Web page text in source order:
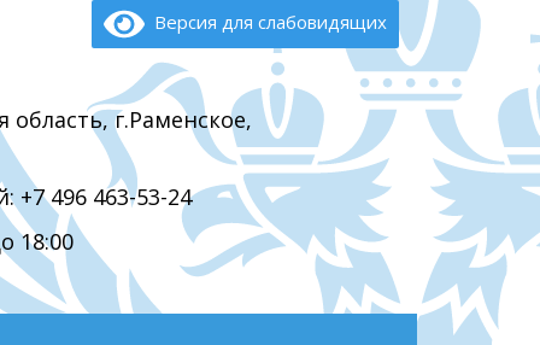
Версия для слабовидящих
область, г.Раменское,
496 463-53-24
18:00